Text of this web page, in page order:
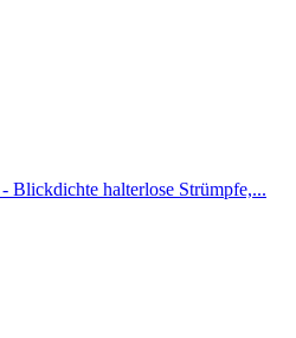
Blickdichte halterlose Strümpfe,...